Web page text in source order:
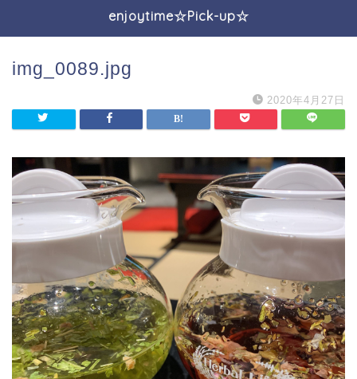
enjoytime☆Pick-up☆
img_0089.jpg
2020年4月27日